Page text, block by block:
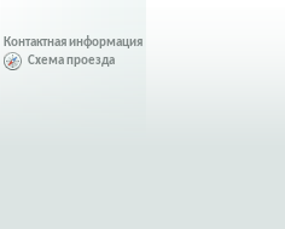
Контактная информация
Схема проезда